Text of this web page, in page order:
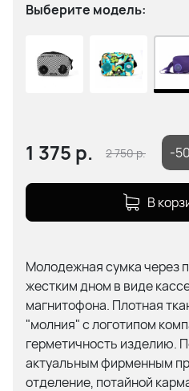
Выберите модель:
1 375 р. 2 750р. -
В
Молодежная сумка через
жестким дном в виде
магнитофона. Плотная
"молния" с логотипом
герметичность изделию.
актуальным фирменным
отделение, потайной